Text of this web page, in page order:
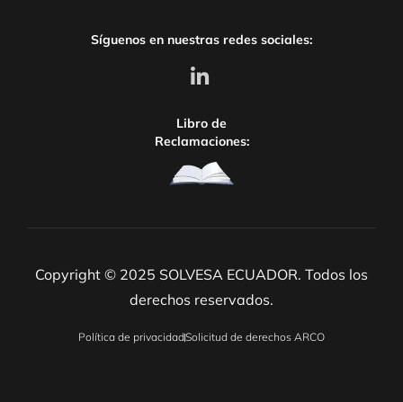
Síguenos en nuestras redes sociales:
Libro de
Reclamaciones:
Copyright © 2025 SOLVESA ECUADOR. Todos los
derechos reservados.
Política de privacidadSolicitud de derechos ARCO